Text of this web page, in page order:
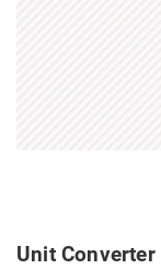
Unit Converter